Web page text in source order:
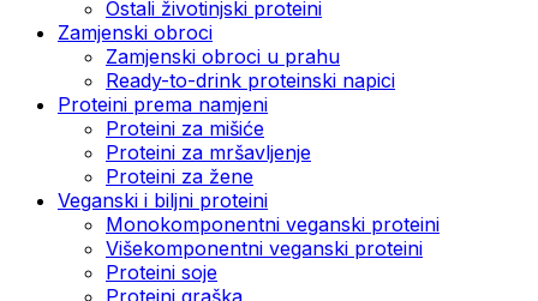
Ostali životinjski proteini
Zamjenski obroci
Zamjenski obroci u prahu
Ready-to-drink proteinski napici
Proteini prema namjeni
Proteini za mišiće
Proteini za mršavljenje
Proteini za žene
Veganski i biljni proteini
Monokomponentni veganski proteini
Višekomponentni veganski proteini
Proteini soje
Proteini graška